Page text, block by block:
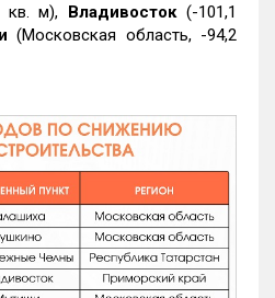
кв. м), Владивосток(-101,1
(Московская область, -94,2